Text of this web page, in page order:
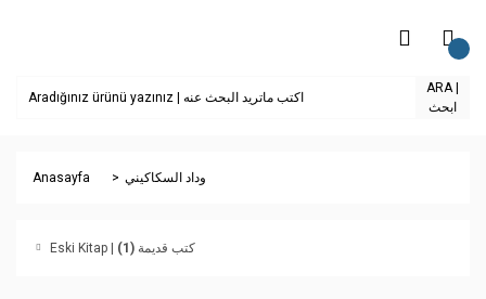
ARA |
ابحث
Anasayfa وداد السكاكيني
Eski Kitap | كتب قديمة(1)